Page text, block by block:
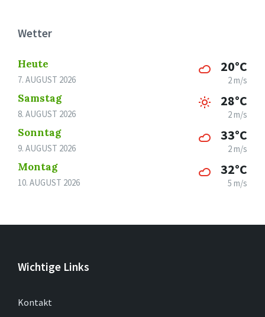
Wetter
Heute
7. AUGUST 2026
20°C
2 m/s
Samstag
8. AUGUST 2026
28°C
2 m/s
Sonntag
9. AUGUST 2026
33°C
2 m/s
Montag
10. AUGUST 2026
32°C
5 m/s
Wichtige Links
Kontakt